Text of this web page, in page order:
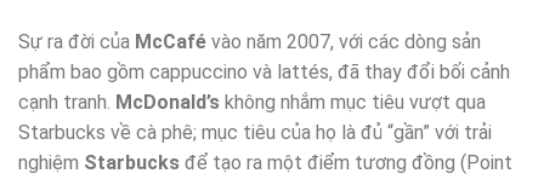
Sự ra đời của McCafé vào năm 2007, với các dòng sản
phẩm bao gồm cappuccino và lattés, đã thay đổi bối cảnh
cạnh tranh. McDonald’s không nhắm mục tiêu vượt qua
Starbucks về cà phê; mục tiêu của họ là đủ “gần” với trải
nghiệm Starbucks để tạo ra một điểm tương đồng (Point